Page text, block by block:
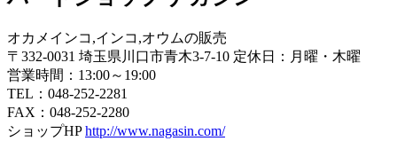
オカメインコ,インコ,オウムの販売
〒332-0031 埼玉県川口市青木3-7-10 定休日：月曜・木曜
営業時間：13:00～19:00
TEL：048-252-2281
FAX：048-252-2280
ショップHPhttp://www.nagasin.com/